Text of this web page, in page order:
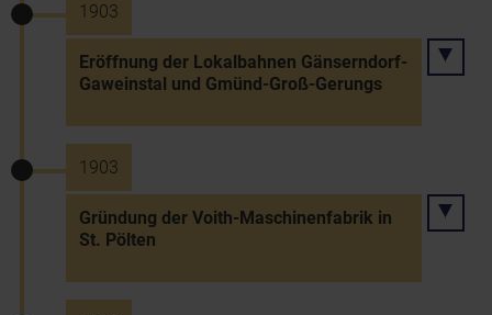
1903
Eröffnung der Lokalbahnen Gänserndorf-
Gaweinstal und Gmünd-Groß-Gerungs
1903
Gründung der Voith-Maschinenfabrik in
St. Pölten